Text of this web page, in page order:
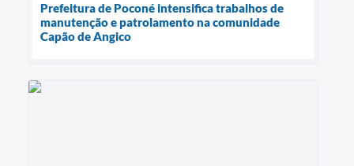
Prefeitura de Poconé intensifica trabalhos de
manutenção e patrolamento na comunidade
Capão de Angico